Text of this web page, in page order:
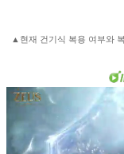
▲현재 건기식 복용 여부와